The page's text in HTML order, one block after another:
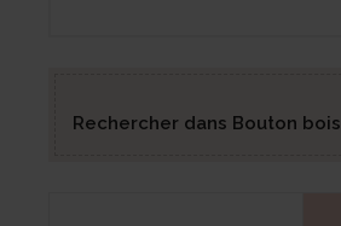
Rechercher dans Bouton bois